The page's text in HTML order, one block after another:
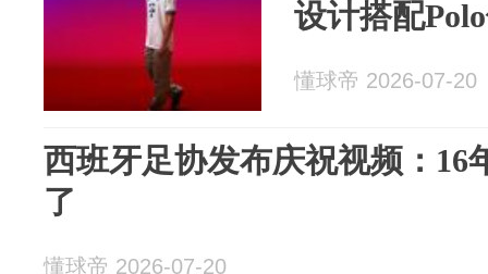
设计搭配
懂球帝 2026-07-20
西班牙足协发布庆祝视频：16
了
懂球帝 2026-07-20